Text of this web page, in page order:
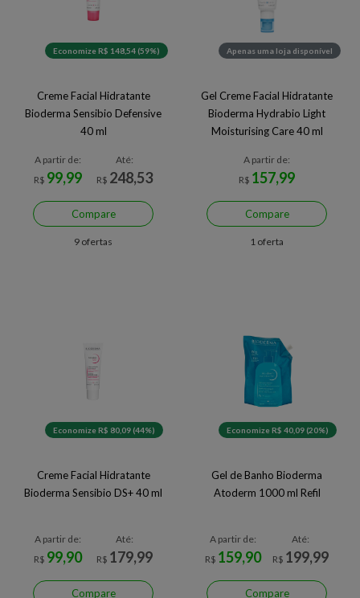
Economize R$ 148,54 (59%)
Creme Facial Hidratante
Bioderma Sensibio Defensive
40 ml
A partir de:
R$ 99,99
Até:
R$ 248,53
Compare
9 ofertas
Apenas uma loja disponível
Gel Creme Facial Hidratante
Bioderma Hydrabio Light
Moisturising Care 40 ml
A partir de:
R$ 157,99
Compare
1 oferta
Economize R$ 80,09 (44%)
Creme Facial Hidratante
Bioderma Sensibio DS+ 40 ml
A partir de:
R$ 99,90
Até:
R$ 179,99
Compare
Economize R$ 40,09 (20%)
Gel de Banho Bioderma
Atoderm 1000 ml Refil
A partir de:
R$ 159,90
Até:
R$ 199,99
Compare